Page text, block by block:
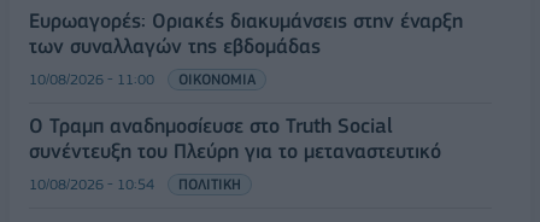
Ευρωαγορές: Οριακές διακυμάνσεις στην έναρξη
των συναλλαγών της εβδομάδας
10/08/2026 - 11:00 ΟΙΚΟΝΟΜΙΑ
Ο Τραμπ αναδημοσίευσε στο Truth Social
συνέντευξη του Πλεύρη για το μεταναστευτικό
10/08/2026 - 10:54 ΠΟΛΙΤΙΚΗ